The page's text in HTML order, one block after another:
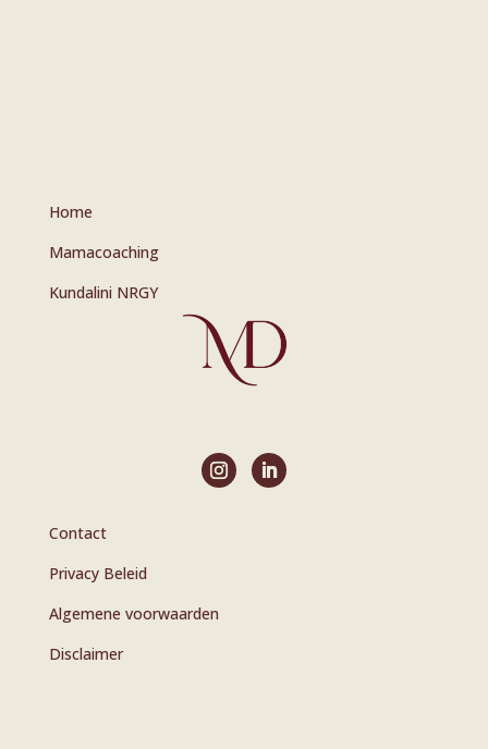
Home
Mamacoaching
Kundalini NRGY
Contact
Privacy Beleid
Algemene voorwaarden
Disclaimer